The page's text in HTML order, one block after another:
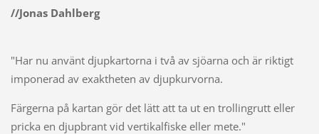
//Jonas Dahlberg
"Har nu använt djupkartorna i två av sjöarna och är riktigt
imponerad av exaktheten av djupkurvorna.
Färgerna på kartan gör det lätt att ta ut en trollingrutt eller
pricka en djupbrant vid vertikalfiske eller mete."